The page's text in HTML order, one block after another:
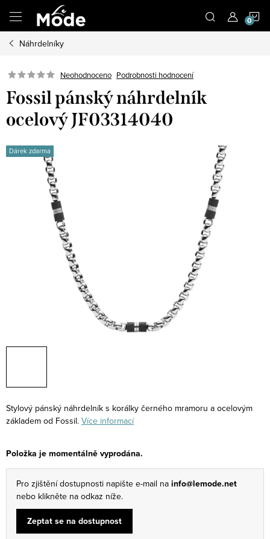
obsah
Náhrdelníky
Neohodnoceno Podrobnosti hodnocení
Fossil pánský náhrdelník
ocelový JF03314040
Dárek zdarma
Stylový pánský náhrdelník s korálky černého mramoru a ocelovým
základem od Fossil. Více informací
Položka je momentálně vyprodána.
Pro zjištění dostupnosti napište e-mail na info@lemode.net
nebo klikněte na odkaz níže.
Zeptat se na dostupnost